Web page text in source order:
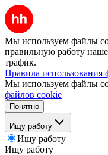
Мы используем файлы
правильную работу
трафик.
Правила использования
Мы используем файлы
файлов cookie
Понятно
Ищу работу
Ищу работу
Ищу работу